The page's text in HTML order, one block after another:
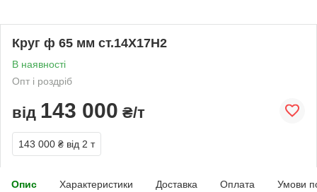
Круг ф 65 мм ст.14Х17Н2
В наявності
Опт і роздріб
від 143 000 ₴/т
143 000 ₴ від 2 т
Опис Характеристики Доставка Оплата Умови